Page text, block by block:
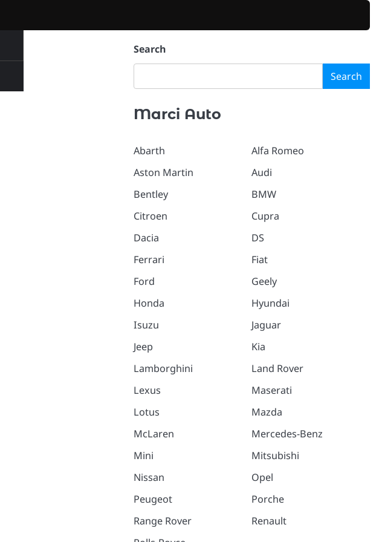
Search
Search
Marci Auto
Abarth
Aston Martin
Bentley
Citroen
Dacia
Ferrari
Ford
Honda
Isuzu
Jeep
Lamborghini
Lexus
Lotus
McLaren
Mini
Nissan
Peugeot
Range Rover
Alfa Romeo
Audi
BMW
Cupra
DS
Fiat
Geely
Hyundai
Jaguar
Kia
Land Rover
Maserati
Mazda
Mercedes-Benz
Mitsubishi
Opel
Porche
Renault